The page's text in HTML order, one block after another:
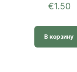
€1.50
В корзину